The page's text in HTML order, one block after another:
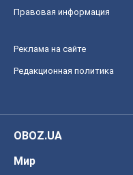
Правовая информация
Реклама на сайте
Редакционная политика
OBOZ.UA
Мир